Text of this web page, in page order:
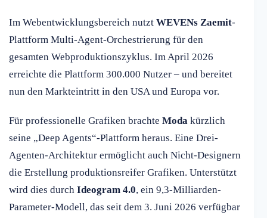
Im Webentwicklungsbereich nutzt WEVENs Zaemit-
Plattform Multi-Agent-Orchestrierung für den
gesamten Webproduktionszyklus. Im April 2026
erreichte die Plattform 300.000 Nutzer – und bereitet
nun den Markteintritt in den USA und Europa vor.
Für professionelle Grafiken brachte Moda kürzlich
seine „Deep Agents“-Plattform heraus. Eine Drei-
Agenten-Architektur ermöglicht auch Nicht-Designern
die Erstellung produktionsreifer Grafiken. Unterstützt
wird dies durch Ideogram 4.0, ein 9,3-Milliarden-
Parameter-Modell, das seit dem 3. Juni 2026 verfügbar